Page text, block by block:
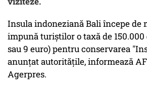
Insula indoneziană Bali începe de
impună turiştilor o taxă de
sau 9 euro) pentru conservarea
anunţat autorităţile, informează
Agerpres.